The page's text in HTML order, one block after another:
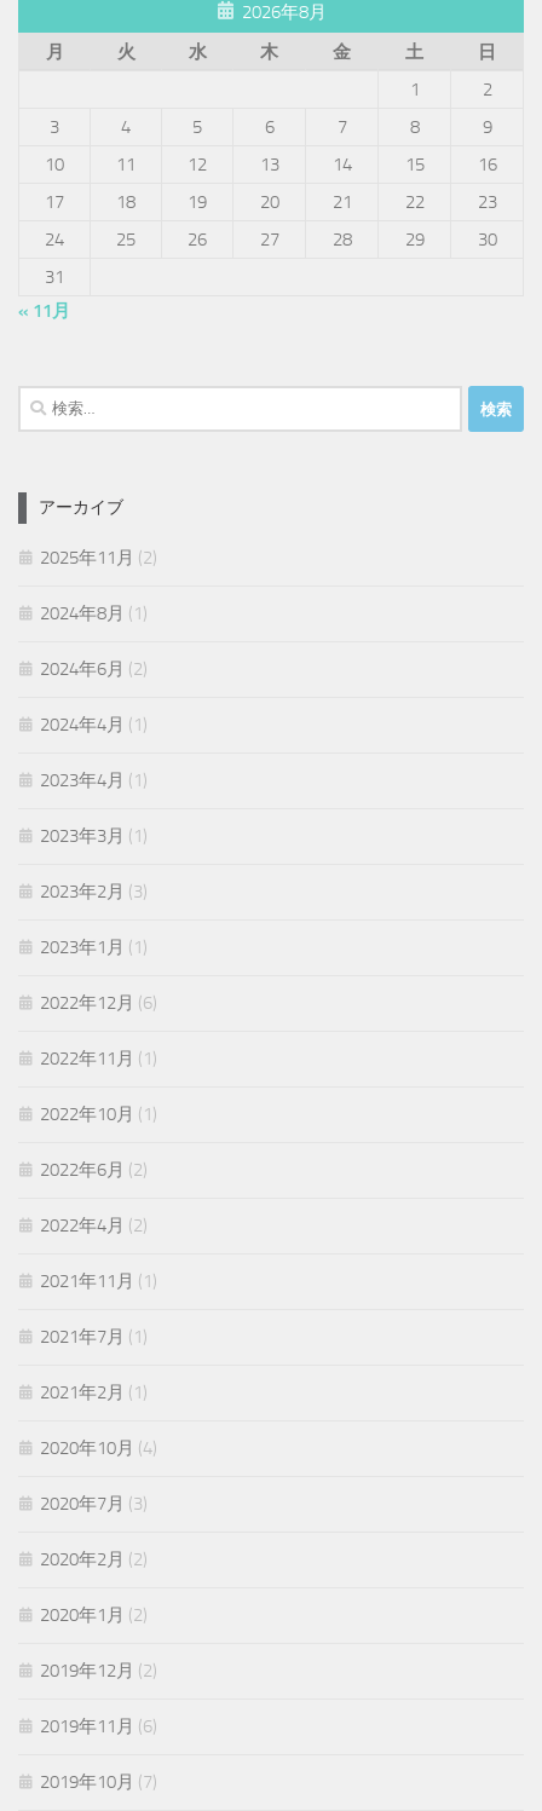
2026年8月
月
火 水 木 金 土
日
1
2
3
4 5 6 7 8
9
10
11 12 13 14 15
16
17
18 19 20 21 22
23
24
25 26 27 28 29
30
31
« 11月
検
索:
アーカイブ
2025年11月 (2)
2024年8月 (1)
2024年6月 (2)
2024年4月 (1)
2023年4月 (1)
2023年3月 (1)
2023年2月 (3)
2023年1月 (1)
2022年12月 (6)
2022年11月 (1)
2022年10月 (1)
2022年6月 (2)
2022年4月 (2)
2021年11月 (1)
2021年7月 (1)
2021年2月 (1)
2020年10月 (4)
2020年7月 (3)
2020年2月 (2)
2020年1月 (2)
2019年12月 (2)
2019年11月 (6)
2019年10月 (7)